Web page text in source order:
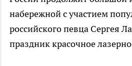
набережной с участием
российского певца Сергея
праздник красочное